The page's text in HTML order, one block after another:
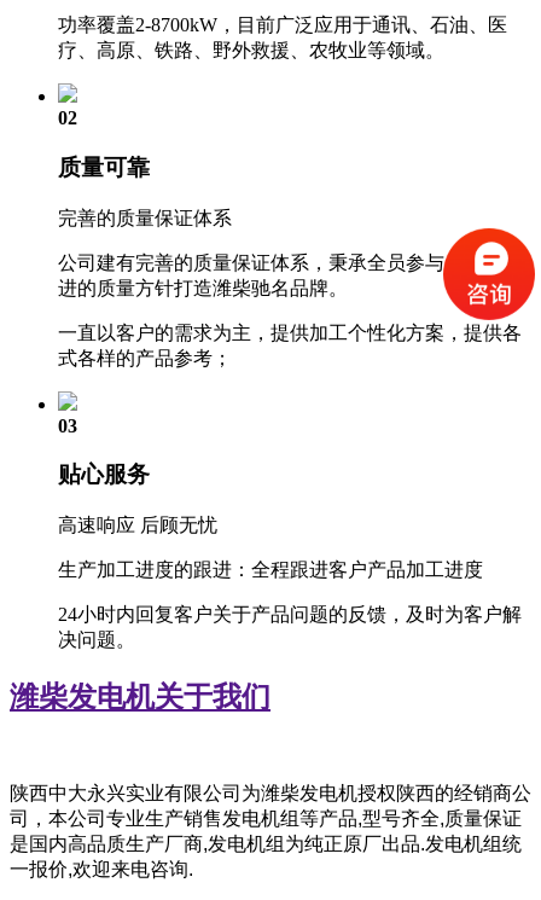
功率覆盖2-8700kW，目前广泛应用于通讯、石油、医
疗、高原、铁路、野外救援、农牧业等领域。
02
质量可靠
完善的质量保证体系
公司建有完善的质量保证体系，秉承全员参与、持续改
进的质量方针打造潍柴驰名品牌。
一直以客户的需求为主，提供加工个性化方案，提供各
式各样的产品参考；
03
贴心服务
高速响应 后顾无忧
生产加工进度的跟进：全程跟进客户产品加工进度
24小时内回复客户关于产品问题的反馈，及时为客户解
决问题。
潍柴发电机关于我们
陕西中大永兴实业有限公司为潍柴发电机授权陕西的经销商公
司， 本公司专业生产销售发电机组等产品,型号齐全,质量保证
是国内高品质生产厂商,发电机组为纯正原厂出品.发电机组统
一报价,欢迎来电咨询.